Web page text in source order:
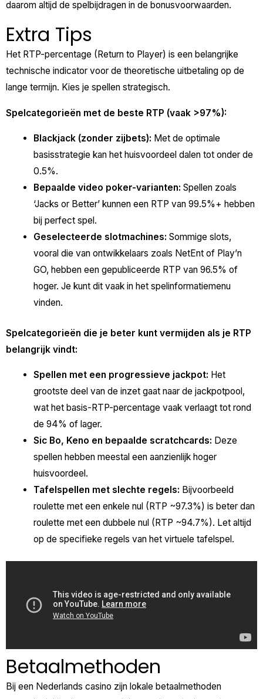
daarom altijd de spelbijdragen in de bonusvoorwaarden.
Extra Tips
Het RTP-percentage (Return to Player) is een belangrijke
technische indicator voor de theoretische uitbetaling op de
lange termijn. Kies je spellen strategisch.
Spelcategorieën met de beste RTP (vaak >97%):
Blackjack (zonder zijbets): Met de optimale
basisstrategie kan het huisvoordeel dalen tot onder de
0.5%.
Bepaalde video poker-varianten: Spellen zoals
‘Jacks or Better’ kunnen een RTP van 99.5%+ hebben
bij perfect spel.
Geselecteerde slotmachines: Sommige slots,
vooral die van ontwikkelaars zoals NetEnt of Play’n
GO, hebben een gepubliceerde RTP van 96.5% of
hoger. Je kunt dit vaak in het spelinformatiemenu
vinden.
Spelcategorieën die je beter kunt vermijden als je RTP
belangrijk vindt:
Spellen met een progressieve jackpot: Het
grootste deel van de inzet gaat naar de jackpotpool,
wat het basis-RTP-percentage vaak verlaagt tot rond
de 94% of lager.
Sic Bo, Keno en bepaalde scratchcards: Deze
spellen hebben meestal een aanzienlijk hoger
huisvoordeel.
Tafelspellen met slechte regels: Bijvoorbeeld
roulette met een enkele nul (RTP ~97.3%) is beter dan
roulette met een dubbele nul (RTP ~94.7%). Let altijd
op de specifieke regels van het virtuele tafelspel.
Betaalmethoden
Bij een Nederlands casino zijn lokale betaalmethoden